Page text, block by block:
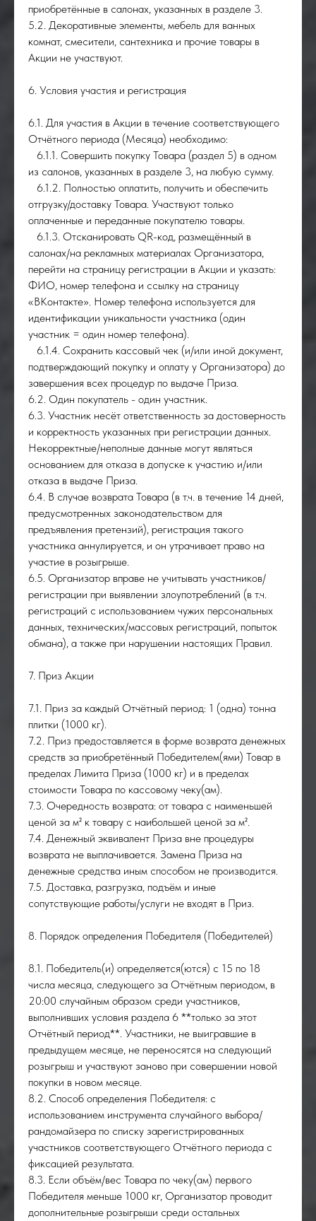
приобретённые в салонах, указанных в разделе 3.
5.2. Декоративные элементы, мебель для ванных
комнат, смесители, сантехника и прочие товары в
Акции не участвуют.
6. Условия участия и регистрация
6.1. Для участия в Акции в течение соответствующего
Отчётного периода (Месяца) необходимо:
6.1.1. Совершить покупку Товара (раздел 5) в одном
из салонов, указанных в разделе 3, на любую сумму.
6.1.2. Полностью оплатить, получить и обеспечить
отгрузку/доставку Товара. Участвуют только
оплаченные и переданные покупателю товары.
6.1.3. Отсканировать QR-код, размещённый в
салонах/на рекламных материалах Организатора,
перейти на страницу регистрации в Акции и указать:
ФИО, номер телефона и ссылку на страницу
«ВКонтакте». Номер телефона используется для
идентификации уникальности участника (один
участник = один номер телефона).
6.1.4. Сохранить кассовый чек (и/или иной документ,
подтверждающий покупку и оплату у Организатора) до
завершения всех процедур по выдаче Приза.
6.2. Один покупатель - один участник.
6.3. Участник несёт ответственность за достоверность
и корректность указанных при регистрации данных.
Некорректные/неполные данные могут являться
основанием для отказа в допуске к участию и/или
отказа в выдаче Приза.
6.4. В случае возврата Товара (в т.ч. в течение 14 дней,
предусмотренных законодательством для
предъявления претензий), регистрация такого
участника аннулируется, и он утрачивает право на
участие в розыгрыше.
6.5. Организатор вправе не учитывать участников/
регистрации при выявлении злоупотреблений (в т.ч.
регистраций с использованием чужих персональных
данных, технических/массовых регистраций, попыток
обмана), а также при нарушении настоящих Правил.
7. Приз Акции
7.1. Приз за каждый Отчётный период: 1 (одна) тонна
плитки (1000 кг).
7.2. Приз предоставляется в форме возврата денежных
средств за приобретённый Победителем(ями) Товар в
пределах Лимита Приза (1000 кг) и в пределах
стоимости Товара по кассовому чеку(ам).
7.3. Очередность возврата: от товара с наименьшей
ценой за м² к товару с наибольшей ценой за м².
7.4. Денежный эквивалент Приза вне процедуры
возврата не выплачивается. Замена Приза на
денежные средства иным способом не производится.
7.5. Доставка, разгрузка, подъём и иные
сопутствующие работы/услуги не входят в Приз.
8. Порядок определения Победителя (Победителей)
8.1. Победитель(и) определяется(ются) с 15 по 18
числа месяца, следующего за Отчётным периодом, в
20:00 случайным образом среди участников,
выполнивших условия раздела 6 **только за этот
Отчётный период**. Участники, не выигравшие в
предыдущем месяце, не переносятся на следующий
розыгрыш и участвуют заново при совершении новой
покупки в новом месяце.
8.2. Способ определения Победителя: с
использованием инструмента случайного выбора/
рандомайзера по списку зарегистрированных
участников соответствующего Отчётного периода с
фиксацией результата.
8.3. Если объём/вес Товара по чеку(ам) первого
Победителя меньше 1000 кг, Организатор проводит
дополнительные розыгрыши среди остальных